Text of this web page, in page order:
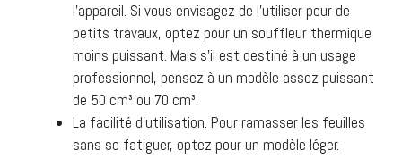
l’appareil. Si vous envisagez de l’utiliser pour de
petits travaux, optez pour un souffleur thermique
moins puissant. Mais s’il est destiné à un usage
professionnel, pensez à un modèle assez puissant
de 50 cm³ ou 70 cm³.
La facilité d’utilisation. Pour ramasser les feuilles
sans se fatiguer, optez pour un modèle léger.